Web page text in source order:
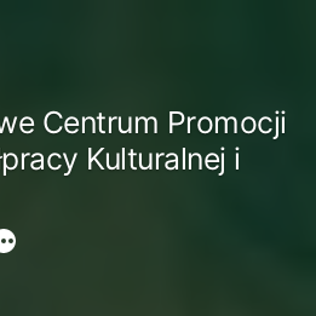
Centrum Promocji
Kulturalnej i